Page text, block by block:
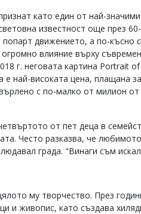
като един от най-
известност още през
попарт движението, а по-късно
огромно влияние върху
г. неговата картина Portrait
най-високата цена, плащана
с по-малко от милион
от пет деца в
Често разказва, че
града. "Винаги съм
му творчество. През
и живопис, като създава